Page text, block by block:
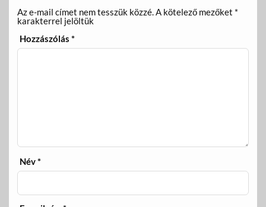
Az e-mail címet nem tesszük közzé.A kötelező mezőket *
karakterrel jelöltük
Hozzászólás*
Név*